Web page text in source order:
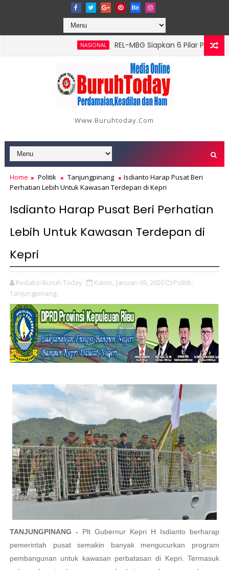
NASIONAL
‎REL-MBG Siapkan 6 Pilar Program
Serangan, Hutama Karya Uji Coba Contraflow di KM 55
Www.buruhtoday.com
Home Politik Tanjungpinang
Isdianto Harap Pusat Beri
Perhatian Lebih Untuk Kawasan Terdepan di Kepri
Isdianto Harap Pusat Beri Perhatian
Lebih Untuk Kawasan Terdepan di
Kepri
Redaksi Buruh Today Kamis, Januari 09, 2020
Politik,
Tanjungpinang,
TANJUNGPINANG - Plt Gubernur Kepri H Isdianto berharap
pemerintah pusat semakin banyak mengucurkan program
pembangunan untuk kawasan perbatasan di Kepri. Termasuk